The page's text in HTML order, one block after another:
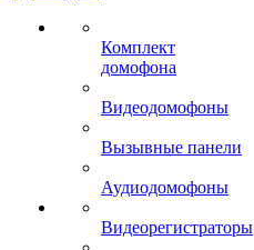
Комплект
домофона
Видеодомофоны
Вызывные панели
Аудиодомофоны
Видеорегистраторы